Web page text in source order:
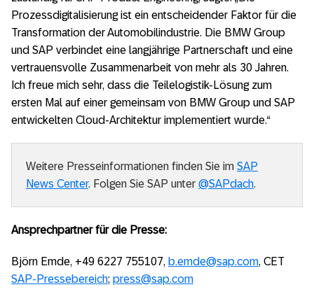
Prozessdigitalisierung ist ein entscheidender Faktor für die
Transformation der Automobilindustrie. Die BMW Group
und SAP verbindet eine langjährige Partnerschaft und eine
vertrauensvolle Zusammenarbeit von mehr als 30 Jahren.
Ich freue mich sehr, dass die Teilelogistik-Lösung zum
ersten Mal auf einer gemeinsam von BMW Group und SAP
entwickelten Cloud-Architektur implementiert wurde.“
Weitere Presseinformationen finden Sie im SAP
News Center. Folgen Sie SAP unter @SAPdach.
Ansprechpartner für die Presse:
Björn Emde, +49 6227 755107, b.emde@sap.com, CET
SAP-Pressebereich; press@sap.com